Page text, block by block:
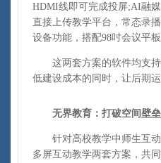
HDMI线即可完成投屏;AI融
直接上传教学平台，常态录
设备功能，搭配98吋会议平
这两套方案的软件均支持
低建设成本的同时，让后期
无界教育：打破空间壁
针对高校教学中师生互动
多屏互动教学两套方案，共